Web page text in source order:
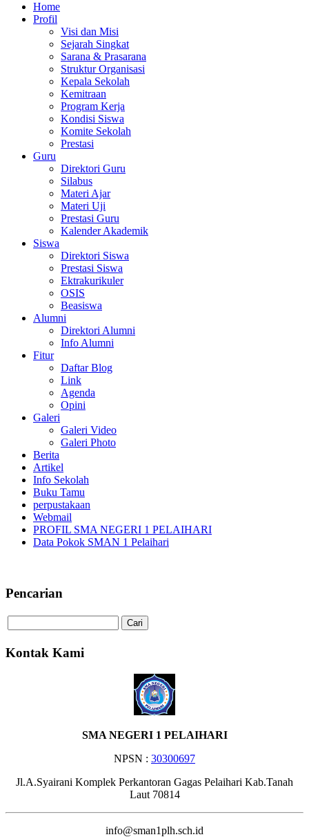
Home
Profil
Visi dan Misi
Sejarah Singkat
Sarana & Prasarana
Struktur Organisasi
Kepala Sekolah
Kemitraan
Program Kerja
Kondisi Siswa
Komite Sekolah
Prestasi
Guru
Direktori Guru
Silabus
Materi Ajar
Materi Uji
Prestasi Guru
Kalender Akademik
Siswa
Direktori Siswa
Prestasi Siswa
Ektrakurikuler
OSIS
Beasiswa
Alumni
Direktori Alumni
Info Alumni
Fitur
Daftar Blog
Link
Agenda
Opini
Galeri
Galeri Video
Galeri Photo
Berita
Artikel
Info Sekolah
Buku Tamu
perpustakaan
Webmail
PROFIL SMA NEGERI 1 PELAIHARI
Data Pokok SMAN 1 Pelaihari
Pencarian
Kontak Kami
SMA NEGERI 1 PELAIHARI
NPSN : 30300697
Jl.A.Syairani Komplek Perkantoran Gagas Pelaihari Kab.Tanah
Laut 70814
info@sman1plh.sch.id